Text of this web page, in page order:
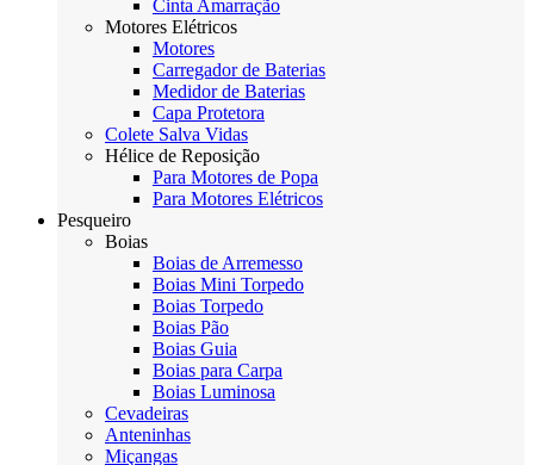
Cinta Amarração
Motores Elétricos
Motores
Carregador de Baterias
Medidor de Baterias
Capa Protetora
Colete Salva Vidas
Hélice de Reposição
Para Motores de Popa
Para Motores Elétricos
Pesqueiro
Boias
Boias de Arremesso
Boias Mini Torpedo
Boias Torpedo
Boias Pão
Boias Guia
Boias para Carpa
Boias Luminosa
Cevadeiras
Anteninhas
Miçangas